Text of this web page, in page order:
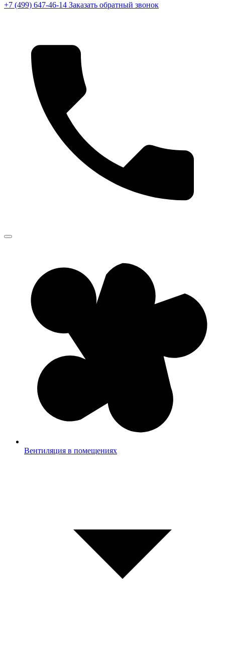
+7 (499) 647-46-14 Заказать обратный звонок
Вентиляция в помещениях